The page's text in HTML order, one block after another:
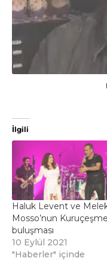
İlgili
Haluk Levent ve
Mosso’nun Kuruçeşme
buluşması
10 Eylül 2021
"Haberler" içinde